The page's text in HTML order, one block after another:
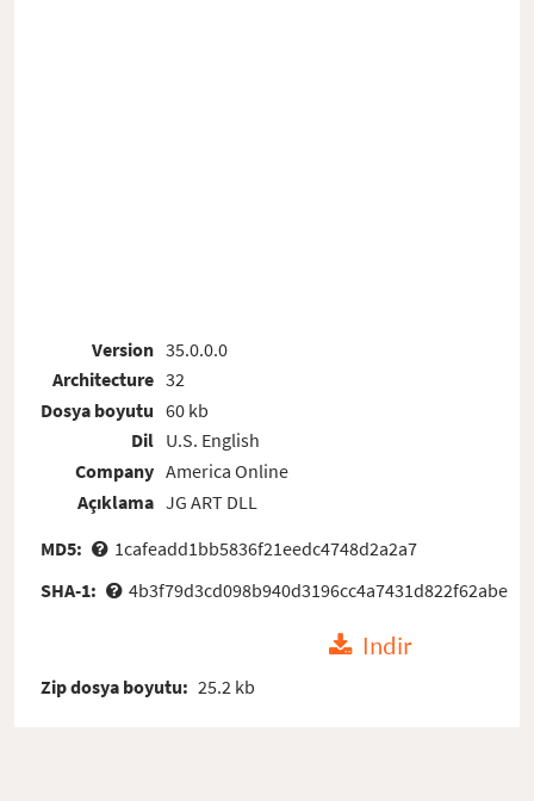
Version
Architecture
Dosya boyutu
Dil
Company
Açıklama
35.0.0.0
32
60 kb
U.S. English
America Online
JG ART DLL
MD5:
1cafeadd1bb5836f21eedc4748d2a2a7
SHA-1:
4b3f79d3cd098b940d3196cc4a7431d822f62abe
Indir
Zip dosya boyutu: 25.2 kb